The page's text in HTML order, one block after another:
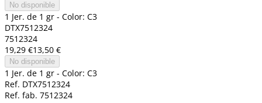
No disponible
1 Jer. de 1 gr - Color: C3
DTX7512324
7512324
19,29 €13,50 €
No disponible
1 Jer. de 1 gr - Color: C3
Ref. DTX7512324
Ref. fab. 7512324